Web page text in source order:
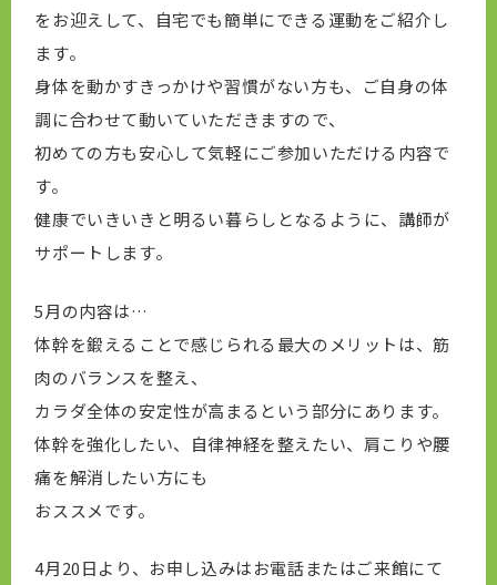
をお迎えして、自宅でも簡単にできる運動をご紹介し
ます。
身体を動かすきっかけや習慣がない方も、ご自身の体
調に合わせて動いていただきますので、
初めての方も安心して気軽にご参加いただける内容で
す。
健康でいきいきと明るい暮らしとなるように、講師が
サポートします。
5月の内容は…
体幹を鍛えることで感じられる最大のメリットは、筋
肉のバランスを整え、
カラダ全体の安定性が高まるという部分にあります。
体幹を強化したい、自律神経を整えたい、肩こりや腰
痛を解消したい方にも
おススメです。
4月20日より、お申し込みはお電話またはご来館にて